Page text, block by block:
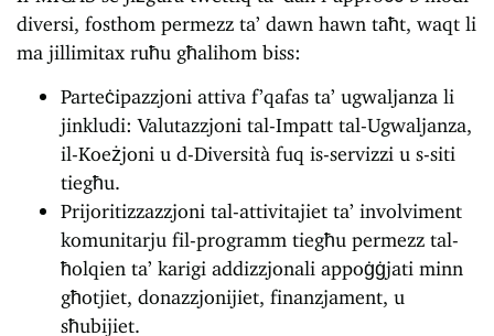
diversi, fosthom permezz ta’ dawn hawn taħt, waqt li
ma jillimitax ruħu għalihom biss:
Parteċipazzjoni attiva f’qafas ta’ ugwaljanza li
jinkludi: Valutazzjoni tal-Impatt tal-Ugwaljanza,
il-Koeżjoni u d-Diversità fuq is-servizzi u s-siti
tiegħu.
Prijoritizzazzjoni tal-attivitajiet ta’ involviment
komunitarju fil-programm tiegħu permezz tal-
ħolqien ta’ karigi addizzjonali appoġġjati minn
għotjiet, donazzjonijiet, finanzjament, u
sħubijiet.